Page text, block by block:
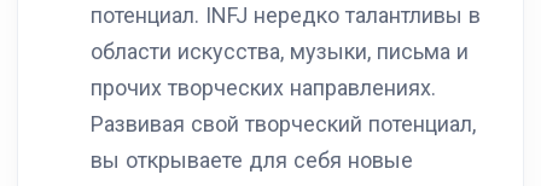
потенциал. INFJ нередко талантливы в
области искусства, музыки, письма и
прочих творческих направлениях.
Развивая свой творческий потенциал,
вы открываете для себя новые